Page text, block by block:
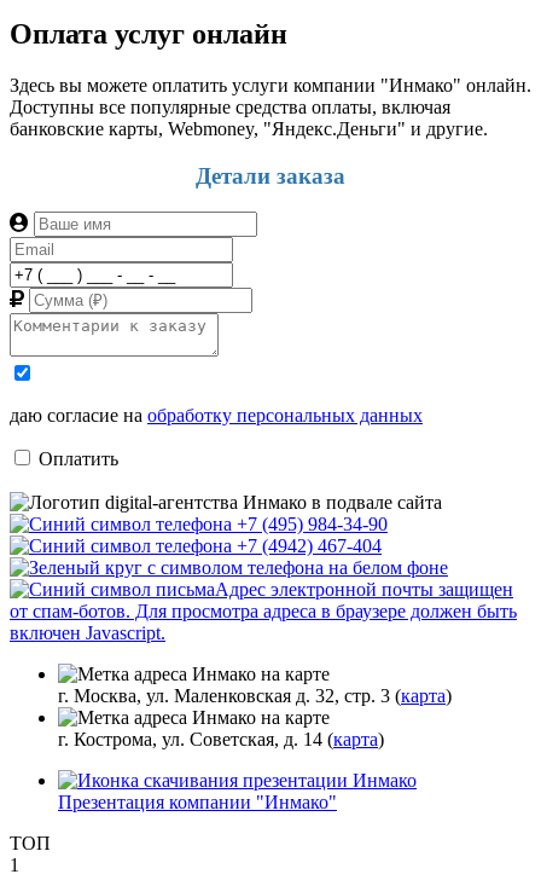
Оплата услуг онлайн
Здесь вы можете оплатить услуги компании "Инмако" онлайн.
Доступны все популярные средства оплаты, включая
банковские карты, Webmoney, "Яндекс.Деньги" и другие.
Детали заказа
даю согласие на обработку персональных данных
Оплатить
+7 (495) 984-34-90
+7 (4942) 467-404
Адрес электронной почты защищен
от спам-ботов. Для просмотра адреса в браузере должен быть
включен Javascript.
г. Москва, ул. Маленковская д. 32, стр. 3 (карта)
г. Кострома, ул. Советская, д. 14 (карта)
Презентация компании "Инмако"
ТОП
1